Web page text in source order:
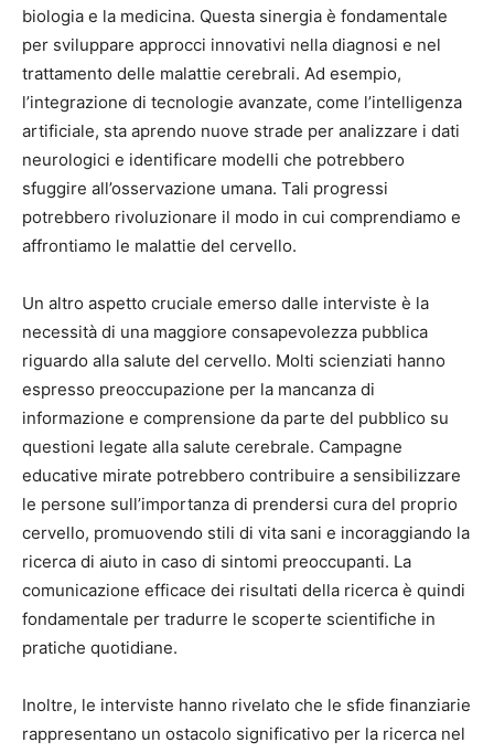
biologia e la medicina. Questa sinergia è fondamentale
per sviluppare approcci innovativi nella diagnosi e nel
trattamento delle malattie cerebrali. Ad esempio,
l’integrazione di tecnologie avanzate, come l’intelligenza
artificiale, sta aprendo nuove strade per analizzare i dati
neurologici e identificare modelli che potrebbero
sfuggire all’osservazione umana. Tali progressi
potrebbero rivoluzionare il modo in cui comprendiamo e
affrontiamo le malattie del cervello.
Un altro aspetto cruciale emerso dalle interviste è la
necessità di una maggiore consapevolezza pubblica
riguardo alla salute del cervello. Molti scienziati hanno
espresso preoccupazione per la mancanza di
informazione e comprensione da parte del pubblico su
questioni legate alla salute cerebrale. Campagne
educative mirate potrebbero contribuire a sensibilizzare
le persone sull’importanza di prendersi cura del proprio
cervello, promuovendo stili di vita sani e incoraggiando la
ricerca di aiuto in caso di sintomi preoccupanti. La
comunicazione efficace dei risultati della ricerca è quindi
fondamentale per tradurre le scoperte scientifiche in
pratiche quotidiane.
Inoltre, le interviste hanno rivelato che le sfide finanziarie
rappresentano un ostacolo significativo per la ricerca nel